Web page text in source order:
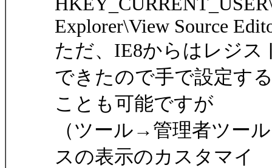
Explorer\View Source
ただ、IE8からはレジ
できたので手で設定す
ことも可能ですが
（ツール→管理者ツー
スの表示のカスタマイ